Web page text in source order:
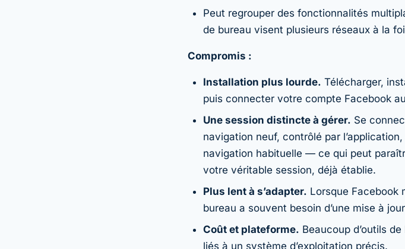
Peut regrouper des fonctionnalités
de bureau visent plusieurs réseaux à la
Compromis :
Installation plus lourde. Télécharger,
puis connecter votre compte Facebook
Une session distincte à gérer. Se
navigation neuf, contrôlé par
navigation habituelle — ce qui peut
votre véritable session, déjà établie.
Plus lent à s’adapter. Lorsque Facebook
bureau a souvent besoin d’une mise à
Coût et plateforme. Beaucoup d’outils
liés à un système d’exploitation précis.